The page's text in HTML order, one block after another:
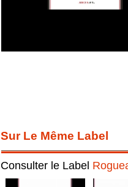
Sur Le Même Label
Consulter le Label